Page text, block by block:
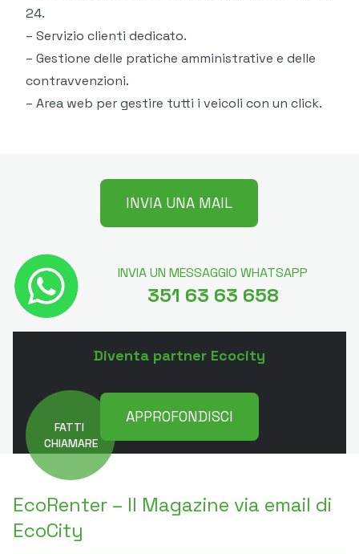
24.
– Servizio clienti dedicato.
– Gestione delle pratiche amministrative e delle
contravvenzioni.
– Area web per gestire tutti i veicoli con un click.
INVIA UNA MAIL
INVIA UN MESSAGGIO WHATSAPP
351 63 63 658
Diventa partner Ecocity
APPROFONDISCI
EcoRenter – Il Magazine via email di
EcoCity
FATTI
CHIAMARE